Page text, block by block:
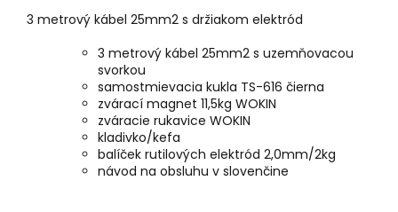
3 metrový kábel 25mm2 s držiakom elektród
3 metrový kábel 25mm2 s uzemňovacou
svorkou
samostmievacia kukla TS-616 čierna
zvárací magnet 11,5kg WOKIN
zváracie rukavice WOKIN
kladivko/kefa
balíček rutilových elektród 2,0mm/2kg
návod na obsluhu v slovenčine